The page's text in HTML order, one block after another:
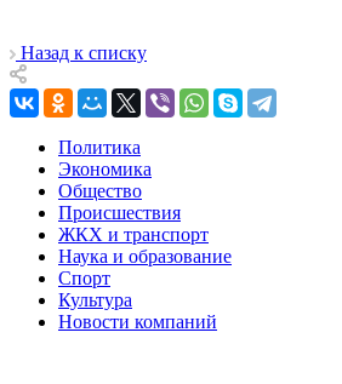
Назад к списку
Политика
Экономика
Общество
Происшествия
ЖКХ и транспорт
Наука и образование
Спорт
Культура
Новости компаний